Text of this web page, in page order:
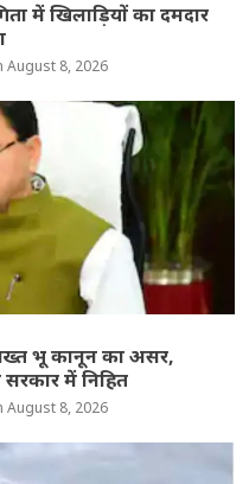
में खिलाड़ियों का दमदार
August 8, 2026
भू कानून का असर,
में निहित
August 8, 2026